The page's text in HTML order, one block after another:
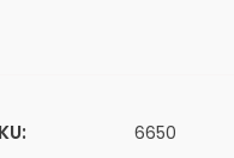
6650